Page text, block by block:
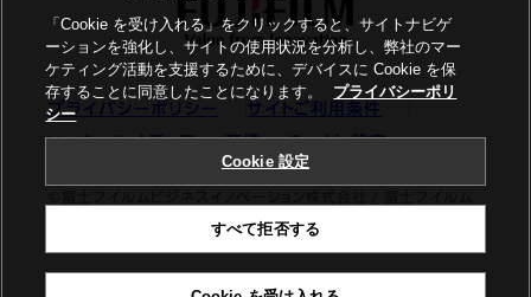
プライバシーポリシー
サイトご利用条件
ソーシャルメディア
商標 Cookie設定
ビジネスイノベーションジャパン株式会社
「Cookie を受け入れる」をクリックすると、サイトナビゲ
ーションを強化し、サイトの使用状況を分析し、弊社のマー
ケティング活動を支援するために、デバイスに Cookie を保
存することに同意したことになります。
プライバシーポリ
シー
Cookie 設定
すべて拒否する